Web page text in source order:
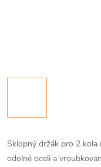
Sklopný držák pro 2
odolné oceli a